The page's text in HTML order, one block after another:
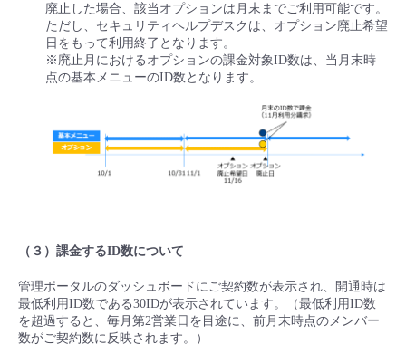
廃止した場合、該当オプションは月末までご利用可能です。
ただし、セキュリティヘルプデスクは、オプション廃止希望
日をもって利用終了となります。
※廃止月におけるオプションの課金対象ID数は、当月末時
点の基本メニューのID数となります。
（３）課金するID数について
管理ポータルのダッシュボードにご契約数が表示され、開通時は
最低利用ID数である30IDが表示されています。（最低利用ID数
を超過すると、毎月第2営業日を目途に、前月末時点のメンバー
数がご契約数に反映されます。）